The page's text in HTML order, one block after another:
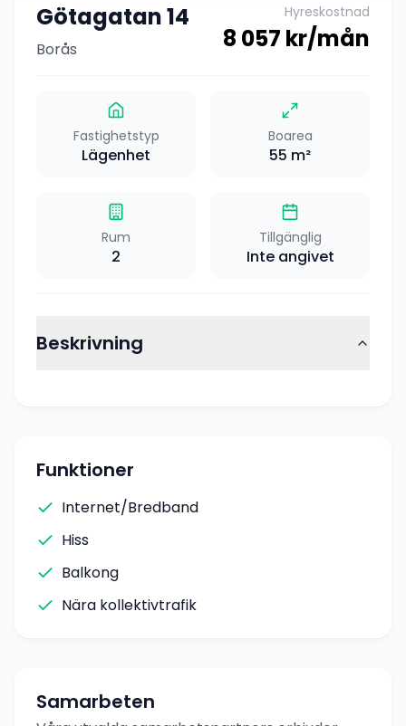
Götagatan 14
Borås
Hyreskostnad
8 057 kr/mån
Fastighetstyp
Lägenhet
Boarea
55 m²
Rum
2
Tillgänglig
Inte angivet
Beskrivning
Funktioner
Internet/Bredband
Hiss
Balkong
Nära kollektivtrafik
Samarbeten